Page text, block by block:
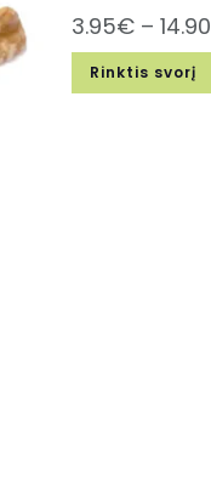
3.95€ – 14.90
Rinktis svorį